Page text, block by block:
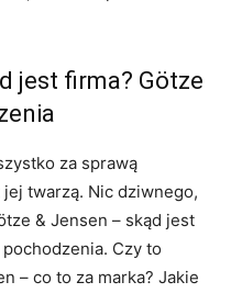
jest firma? Götze
za sprawą
twarzą. Nic dziwnego,
& Jensen – skąd jest
pochodzenia. Czy to
– co to za marka? Jakie